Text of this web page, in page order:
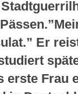
Er
Frau